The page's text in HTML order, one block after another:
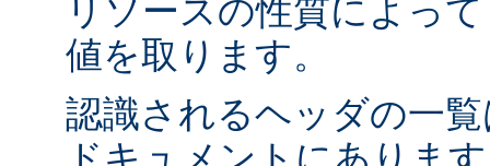
リソースの性質によっ
値を取ります。
認識されるヘッダの一
ドキュメントにありま